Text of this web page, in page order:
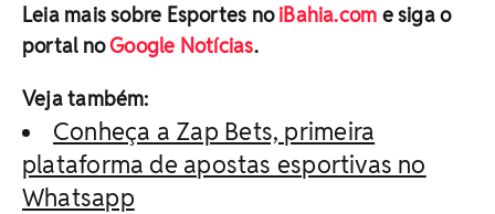
Leia mais sobre Esportes noiBahia.com e siga o
portal noGoogle Notícias.
Veja também:
Conheça a Zap Bets, primeira
plataforma de apostas esportivas no
Whatsapp